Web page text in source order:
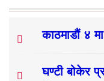
काठमाडौं ४
घण्टी बोकेर